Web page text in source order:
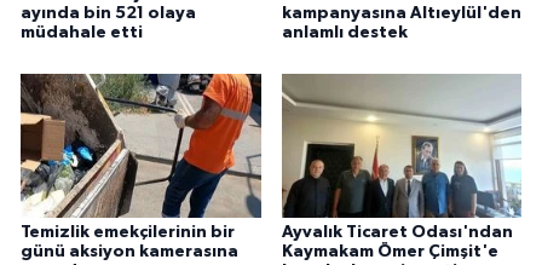
ayında bin 521 olaya
müdahale etti
kampanyasına Altıeylül'den
anlamlı destek
Temizlik emekçilerinin bir
günü aksiyon kamerasına
Ayvalık Ticaret Odası'ndan
Kaymakam Ömer Çimşit'e
ÜLKE GÜNDEMİ
YAŞAM
YEREL
Yerel Haberler